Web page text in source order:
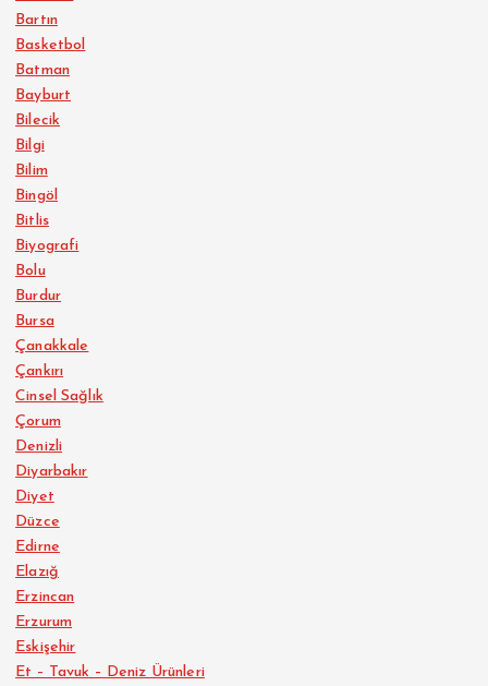
Bartın
Basketbol
Batman
Bayburt
Bilecik
Bilgi
Bilim
Bingöl
Bitlis
Biyografi
Bolu
Burdur
Bursa
Çanakkale
Çankırı
Cinsel Sağlık
Çorum
Denizli
Diyarbakır
Diyet
Düzce
Edirne
Elazığ
Erzincan
Erzurum
Eskişehir
Et – Tavuk – Deniz Ürünleri